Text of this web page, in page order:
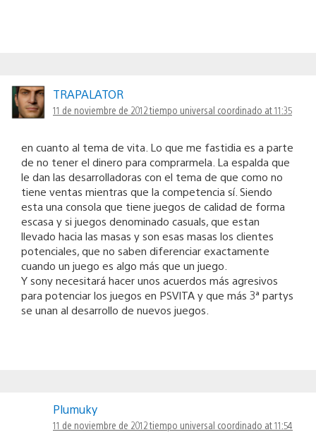
TRAPALATOR
11 de noviembre de 2012 tiempo universal coordinado at 11:35
en cuanto al tema de vita. Lo que me fastidia es a parte
de no tener el dinero para comprarmela. La espalda que
le dan las desarrolladoras con el tema de que como no
tiene ventas mientras que la competencia sí. Siendo
esta una consola que tiene juegos de calidad de forma
escasa y si juegos denominado casuals, que estan
llevado hacia las masas y son esas masas los clientes
potenciales, que no saben diferenciar exactamente
cuando un juego es algo más que un juego.
Y sony necesitará hacer unos acuerdos más agresivos
para potenciar los juegos en PSVITA y que más 3ª partys
se unan al desarrollo de nuevos juegos.
Plumuky
11 de noviembre de 2012 tiempo universal coordinado at 11:54